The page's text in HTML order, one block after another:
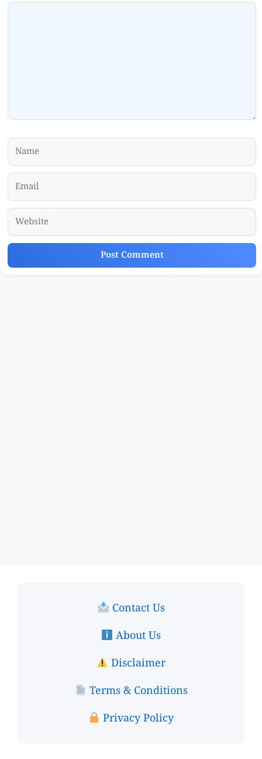
Comment
Name
Email
Website
Contact Us
About Us
Disclaimer
Terms & Conditions
Privacy Policy